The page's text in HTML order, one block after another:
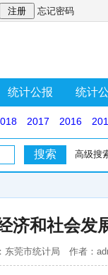
忘记密码
统计公报 统计
2017 2016
高级搜
济和社会发
东莞市统计局 作者：